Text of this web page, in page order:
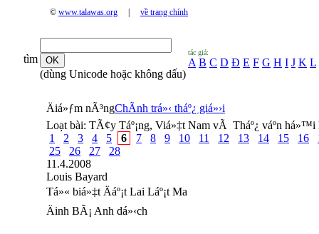
© www.talawas.org về trang chính
tìm
(dùng Unicode hoặc không dấu)
tác giả:
A B C D Đ E F G H I J K L
Äiá»ƒm nÃ³ngChÃ­nh trá»‹ tháº¿ giá»›i
Loạt bài: TÃ¢y Táº¡ng, Viá»‡t Nam vÃ Tháº¿ váº­n há»™i
1
2 3 4 5 6 7 8 9 10 11 12 13 14 15 16
25
26 27
28
11.4.2008
Louis Bayard
Tá»« biá»‡t Äáº¡t Lai Láº¡t Ma
Äinh BÃ¡ Anh dá»‹ch